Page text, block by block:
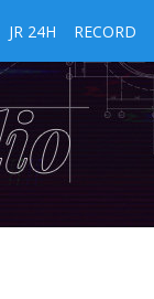
JR 24H RECORD